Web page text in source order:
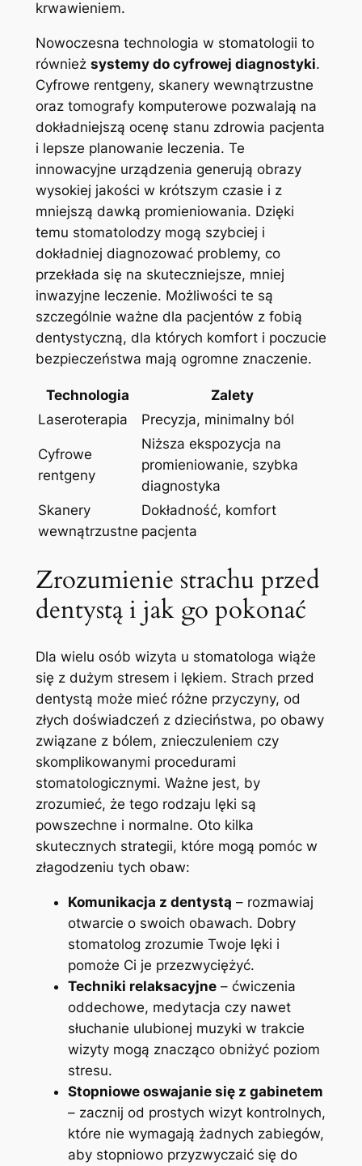
krwawieniem.
Nowoczesna technologia w stomatologii to
również systemy do cyfrowej diagnostyki.
Cyfrowe rentgeny, skanery wewnątrzustne
oraz tomografy komputerowe pozwalają na
dokładniejszą ocenę stanu zdrowia pacjenta
i lepsze planowanie leczenia. Te
innowacyjne urządzenia generują obrazy
wysokiej jakości w krótszym czasie i z
mniejszą dawką promieniowania. Dzięki
temu stomatolodzy mogą szybciej i
dokładniej diagnozować problemy, co
przekłada się na skuteczniejsze, mniej
inwazyjne leczenie. Możliwości te są
szczególnie ważne dla pacjentów z fobią
dentystyczną, dla których komfort i poczucie
bezpieczeństwa mają ogromne znaczenie.
Technologia
Zalety
Laseroterapia
Precyzja, minimalny ból
Cyfrowe
rentgeny
Niższa ekspozycja na
promieniowanie, szybka
diagnostyka
Skanery
wewnątrzustne
Dokładność, komfort
pacjenta
Zrozumienie strachu przed
dentystą i jak go pokonać
Dla wielu osób wizyta u stomatologa wiąże
się z dużym stresem i lękiem. Strach przed
dentystą może mieć różne przyczyny, od
złych doświadczeń z dzieciństwa, po obawy
związane z bólem, znieczuleniem czy
skomplikowanymi procedurami
stomatologicznymi. Ważne jest, by
zrozumieć, że tego rodzaju lęki są
powszechne i normalne. Oto kilka
skutecznych strategii, które mogą pomóc w
złagodzeniu tych obaw:
Komunikacja z dentystą – rozmawiaj
otwarcie o swoich obawach. Dobry
stomatolog zrozumie Twoje lęki i
pomoże Ci je przezwyciężyć.
Techniki relaksacyjne– ćwiczenia
oddechowe, medytacja czy nawet
słuchanie ulubionej muzyki w trakcie
wizyty mogą znacząco obniżyć poziom
stresu.
Stopniowe oswajanie się z gabinetem
– zacznij od prostych wizyt kontrolnych,
które nie wymagają żadnych zabiegów,
aby stopniowo przyzwyczaić się do